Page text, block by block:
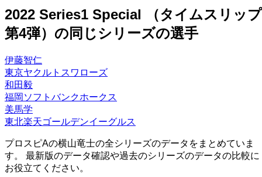
3400 28
77 70 59 54 55
先発 中継ぎ 抑え 投手適正
G
2018 Series2 Special （OB第2弾）
スピリ
ッツ
コスト 球威 制球
スタミ
ナ
捕球
2900
先発 中継ぎ 抑え
G S E
対ピンチ◎
2022 Series1 Special （タイムスリップ
第4弾）の同じシリーズの選手
伊藤智仁
東京ヤクルトスワローズ
和田毅
福岡ソフトバンクホークス
美馬学
東北楽天ゴールデンイーグルス
プロスピAの横山竜士の全シリーズのデータをまとめていま
す。 最新版のデータ確認や過去のシリーズのデータの比較に
お役立てください。